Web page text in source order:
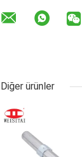
Diğer ürünler